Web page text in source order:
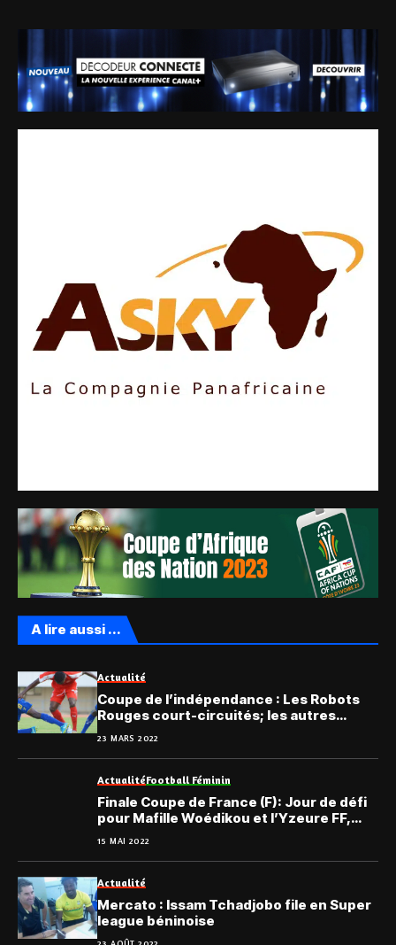
A lire aussi ...
Actualité
Coupe de l’indépendance : Les Robots
Rouges court-circuités; les autres
résultats
23 MARS 2022
ActualitéFootball Féminin
Finale Coupe de France (F): Jour de défi
pour Mafille Woédikou et l’Yzeure FF,
face au PSG
15 MAI 2022
Actualité
Mercato : Issam Tchadjobo file en Super
league béninoise